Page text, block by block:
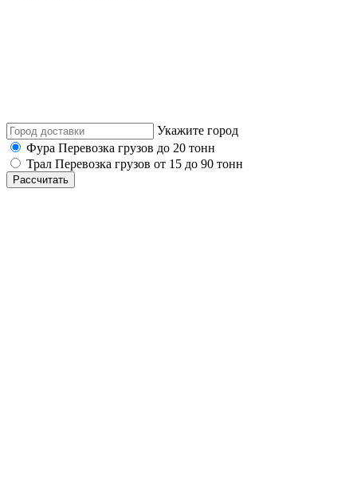
Укажите город
Фура Перевозка грузов до 20 тонн
Трал Перевозка грузов от 15 до 90 тонн
Рассчитать